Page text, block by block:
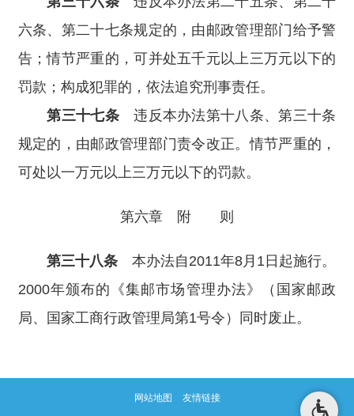
六条、第二十七条规定的，由邮政管理部门给予警
告；情节严重的，可并处五千元以上三万元以下的
罚款；构成犯罪的，依法追究刑事责任。
第三十七条违反本办法第十八条、第三十条
规定的，由邮政管理部门责令改正。情节严重的，
可处以一万元以上三万元以下的罚款。
第六章 附 则
第三十八条本办法自2011年8月1日起施行。
2000年颁布的《集邮市场管理办法》（国家邮政
局、国家工商行政管理局第1号令）同时废止。
网站地图 友情链接